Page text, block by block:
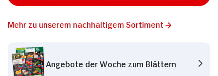
Mehr zu unserem nachhaltigem Sortiment
Angebote der Woche zum Blättern